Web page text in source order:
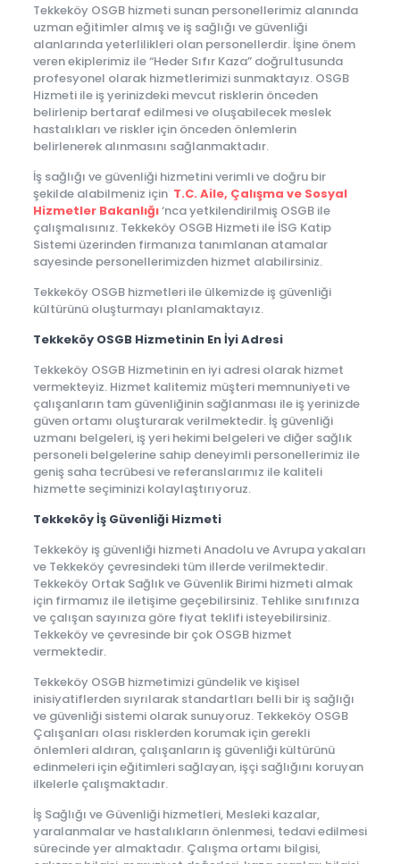
Tekkeköy OSGB hizmeti sunan personellerimiz alanında
uzman eğitimler almış ve iş sağlığı ve güvenliği
alanlarında yeterlilikleri olan personellerdir. İşine önem
veren ekiplerimiz ile “Heder Sıfır Kaza” doğrultusunda
profesyonel olarak hizmetlerimizi sunmaktayız. OSGB
Hizmeti ile iş yerinizdeki mevcut risklerin önceden
belirlenip bertaraf edilmesi ve oluşabilecek meslek
hastalıkları ve riskler için önceden önlemlerin
belirlenerek alınmasını sağlanmaktadır.
İş sağlığı ve güvenliği hizmetini verimli ve doğru bir
şekilde alabilmeniz için T.C. Aile, Çalışma ve Sosyal
Hizmetler Bakanlığı‘nca yetkilendirilmiş OSGB ile
çalışmalısınız. Tekkeköy OSGB Hizmeti ile İSG Katip
Sistemi üzerinden firmanıza tanımlanan atamalar
sayesinde personellerimizden hizmet alabilirsiniz.
Tekkeköy OSGB hizmetleri ile ülkemizde iş güvenliği
kültürünü oluşturmayı planlamaktayız.
Tekkeköy OSGB Hizmetinin En İyi Adresi
Tekkeköy OSGB Hizmetinin en iyi adresi olarak hizmet
vermekteyiz. Hizmet kalitemiz müşteri memnuniyeti ve
çalışanların tam güvenliğinin sağlanması ile iş yerinizde
güven ortamı oluşturarak verilmektedir. İş güvenliği
uzmanı belgeleri, iş yeri hekimi belgeleri ve diğer sağlık
personeli belgelerine sahip deneyimli personellerimiz ile
geniş saha tecrübesi ve referanslarımız ile kaliteli
hizmette seçiminizi kolaylaştırıyoruz.
Tekkeköy İş Güvenliği Hizmeti
Tekkeköy iş güvenliği hizmeti Anadolu ve Avrupa yakaları
ve Tekkeköy çevresindeki tüm illerde verilmektedir.
Tekkeköy Ortak Sağlık ve Güvenlik Birimi hizmeti almak
için firmamız ile iletişime geçebilirsiniz. Tehlike sınıfınıza
ve çalışan sayınıza göre fiyat teklifi isteyebilirsiniz.
Tekkeköy ve çevresinde bir çok OSGB hizmet
vermektedir.
Tekkeköy OSGB hizmetimizi gündelik ve kişisel
inisiyatiflerden sıyrılarak standartları belli bir iş sağlığı
ve güvenliği sistemi olarak sunuyoruz. Tekkeköy OSGB
Çalışanları olası risklerden korumak için gerekli
önlemleri aldıran, çalışanların iş güvenliği kültürünü
edinmeleri için eğitimleri sağlayan, işçi sağlığını koruyan
ilkelerle çalışmaktadır.
İş Sağlığı ve Güvenliği hizmetleri, Mesleki kazalar,
yaralanmalar ve hastalıkların önlenmesi, tedavi edilmesi
sürecinde yer almaktadır. Çalışma ortamı bilgisi,